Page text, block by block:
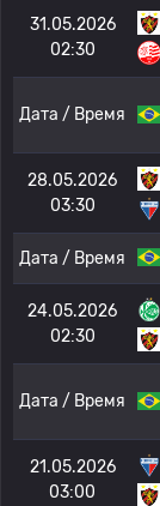
31.05.2026
02:30
Дата / Время
28.05.2026
03:30
Дата / Время
24.05.2026
02:30
Дата / Время
21.05.2026
03:00